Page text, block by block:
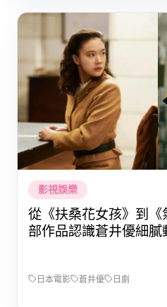
影視娛樂
從《扶桑花女孩》到《
部作品認識蒼井優細膩
日本電影 蒼井優 日劇